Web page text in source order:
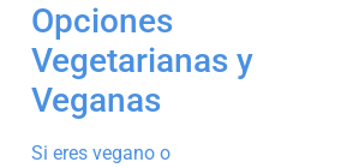
Opciones
Vegetarianas y
Veganas
Si eres vegano o